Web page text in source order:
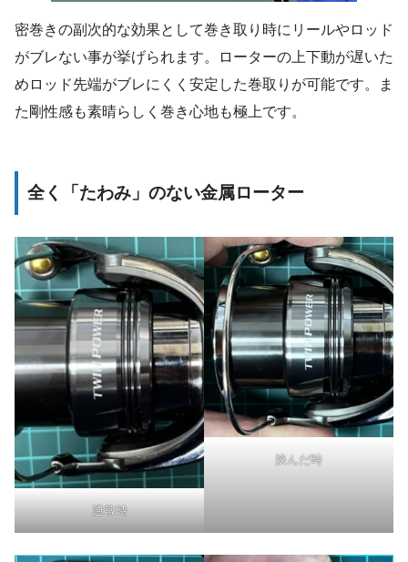
密巻きの副次的な効果として巻き取り時にリールやロッド
がブレない事が挙げられます。ローターの上下動が遅いた
めロッド先端がブレにくく安定した巻取りが可能です。ま
た剛性感も素晴らしく巻き心地も極上です。
全く「たわみ」のない金属ローター
通常時
挟んだ時